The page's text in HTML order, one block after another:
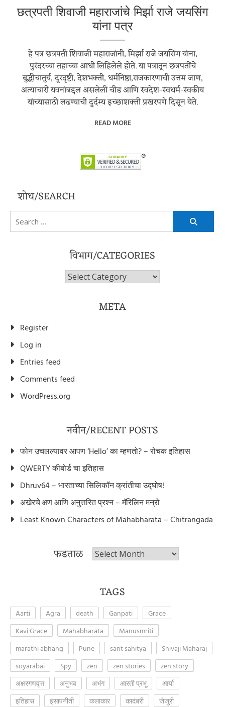
छत्रपती शिवाजी महाराजांचे मिर्झा राजे जयसिंग
यांना पत्र
हे पत्र छत्रपती शिवाजी महाराजांनी, मिर्झा राजे जयसिंग यांना,
पुरंदरच्या तहाच्या आधी लिहिलेले होते. या पत्रातून छत्रपतींचे
बुद्धीचातुर्य, दूरदृष्टी, देशभक्ती, धर्मनिष्ठा,राजकारणाची उत्तम जाण,
अत्याचारी यवनांबद्दल असलेली चीड आणि स्वदेश-स्वधर्म-स्वकीय
यांच्यासाठी लढण्याची दुर्दम्य इच्छाशक्ती प्रखरपणे दिसून येते.
READ MORE
शोध/SEARCH
for:
विभाग/CATEGORIES
विभाग/Categories
META
Register
Log in
Entries feed
Comments feed
WordPress.org
नवीन/RECENT POSTS
फोन उचलल्यावर आपण ‘Hello’ का म्हणतो? – रोचक इतिहास
QWERTY कीबोर्ड चा इतिहास
Dhruv64 – भारताच्या सिलिकॉन क्रांतीचा उद्घोष!
अखेरचे क्षण आणि अनुत्तरित प्रश्न – मॅरिलिन मन्रो
Least Known Characters of Mahabharata – Chitrangada
फडताळ फडताळ
TAGS
Aarti Agra death Ganpati
Grace
Kavi Grace
Mahabharata
Manusmriti
marathi abhang
Pune sant sahitya
Shivaji Maharaj
soyarabai
Spy zen zen stories
zen story
अक्षरगणवृत्त
अनुभव अभंग आरती प्रभू
आर्या
इतिहास
इसापनीती कलाकार कादंबरी
जेजुरी